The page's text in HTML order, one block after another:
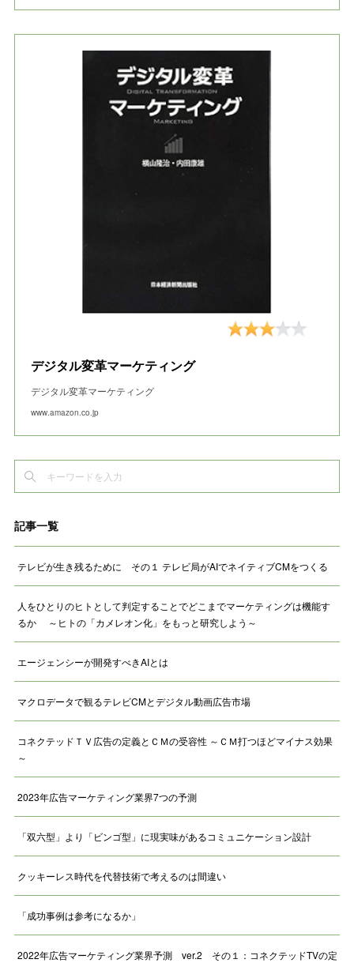
デジタル変革マーケティング
デジタル変革マーケティング
www.amazon.co.jp
記事一覧
テレビが生き残るために その１ テレビ局がAIでネイティブCMをつくる
人をひとりのヒトとして判定することでどこまでマーケティングは機能す
るか ～ヒトの「カメレオン化」をもっと研究しよう～
エージェンシーが開発すべきAIとは
マクロデータで観るテレビCMとデジタル動画広告市場
コネクテッドＴＶ広告の定義とＣＭの受容性 ～ＣＭ打つほどマイナス効果
～
2023年広告マーケティング業界7つの予測
「双六型」より「ビンゴ型」に現実味があるコミュニケーション設計
クッキーレス時代を代替技術で考えるのは間違い
「成功事例は参考になるか」
2022年広告マーケティング業界予測 ver.2 その１：コネクテッドTVの定